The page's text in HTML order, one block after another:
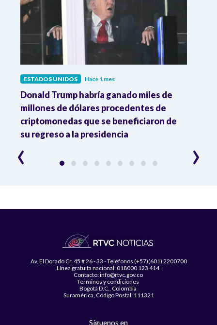
ESTADOS UNIDOS Hace 1 mes
Donald Trump habría ganado miles de
millones de dólares procedentes de
criptomonedas que se beneficiaron de
su regreso a la presidencia
‹ ›
Av. El Dorado Cr. 45 # 26 - 33 - Teléfonos (+57)(601) 2200700
Línea gratuita nacional: 018000 123 414
Contacto: info@rtvc.gov.co
Términos y condiciones
Bogotá D.C., Colombia
Suramérica, Código Postal: 111321
Síguenos en